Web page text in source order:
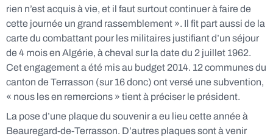
rien n’est acquis à vie, et il faut surtout continuer à faire de
cette journée un grand rassemblement ». Il fit part aussi de la
carte du combattant pour les militaires justifiant d’un séjour
de 4 mois en Algérie, à cheval sur la date du 2 juillet 1962.
Cet engagement a été mis au budget 2014. 12 communes du
canton de Terrasson (sur 16 donc) ont versé une subvention,
« nous les en remercions » tient à préciser le président.
La pose d’une plaque du souvenir a eu lieu cette année à
Beauregard-de-Terrasson. D’autres plaques sont à venir